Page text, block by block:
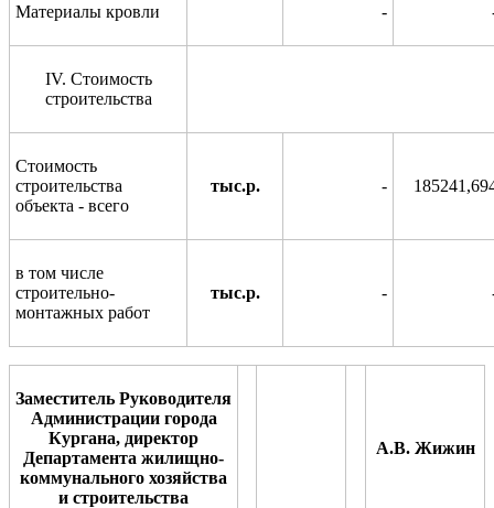
Материалы кровли -
IV. Стоимость
строительства
Стоимость
строительства
объекта - всего
тыс.р. -
в том числе
строительно-
монтажных работ
тыс.р. -
Заместитель Руководителя
Администрации города
Кургана, директор
Департамента жилищно-
коммунального хозяйства
и строительства
А.В. Жижин